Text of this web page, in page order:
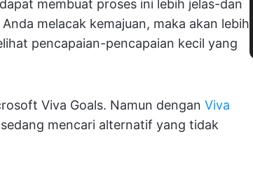
membuat proses ini lebih jelas-dan
melacak kemajuan, maka akan lebih
pencapaian-pencapaian kecil yang
Viva Goals. Namun dengan Viva
mencari alternatif yang tidak